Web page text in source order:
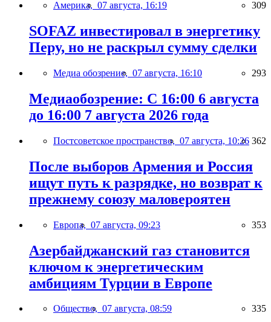
Америка, 07 августа, 16:19 309
SOFAZ инвестировал в энергетику
Перу, но не раскрыл сумму сделки
Медиа обозрение, 07 августа, 16:10 293
Медиаобозрение: С 16:00 6 августа
до 16:00 7 августа 2026 года
Постсоветское пространство, 07 августа, 10:26 362
После выборов Армения и Россия
ищут путь к разрядке, но возврат к
прежнему союзу маловероятен
Европа, 07 августа, 09:23 353
Азербайджанский газ становится
ключом к энергетическим
амбициям Турции в Европе
Общество, 07 августа, 08:59 335